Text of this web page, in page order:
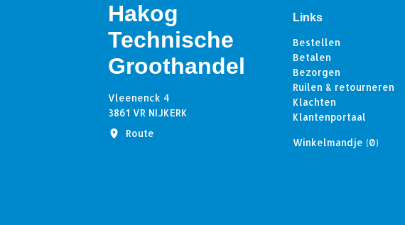
Hakog
Technische
Groothandel
Vleenenck 4
3861 VR NIJKERK
Route
Links
Bestellen
Betalen
Bezorgen
Ruilen & retourneren
Klachten
Klantenportaal
Winkelmandje (0)